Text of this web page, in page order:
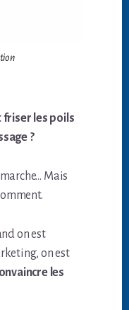
friser les poils
?
Mais
on est
on est
les